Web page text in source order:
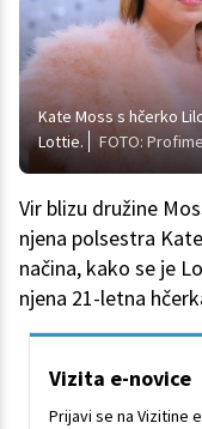
Kate Moss s hčerko
Lottie.
FOTO:
Vir blizu družine
njena polsestra
načina, kako se je
njena 21-letna
Vizita e-novice
Prijavi se na Vizitine